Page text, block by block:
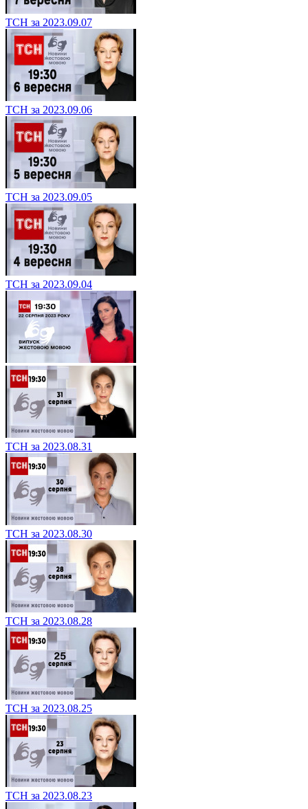
ТСН за 2023.09.07
ТСН за 2023.09.06
ТСН за 2023.09.05
ТСН за 2023.09.04
ТСН за 2023.08.31
ТСН за 2023.08.30
ТСН за 2023.08.28
ТСН за 2023.08.25
ТСН за 2023.08.23